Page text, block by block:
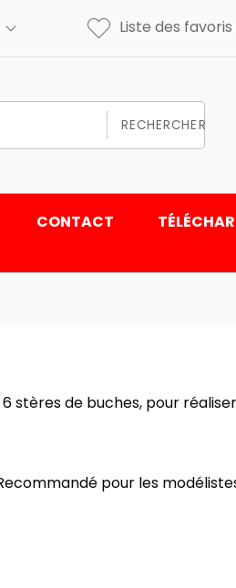
Liste des favoris
RECHERCHER
CONTACT
stères de buches, pour
pour les